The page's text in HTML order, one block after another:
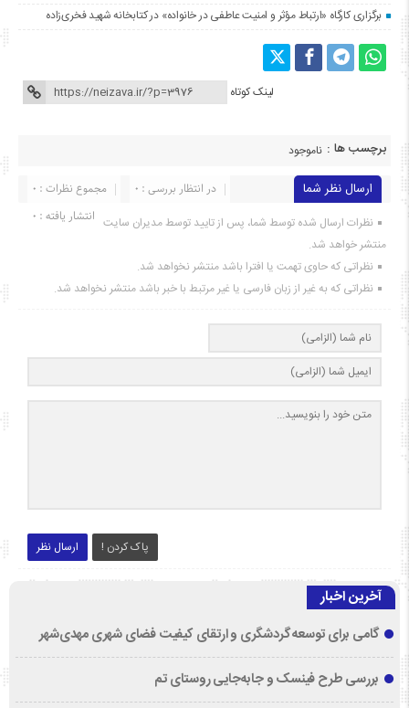
برگزاری کارگاه «ارتباط مؤثر و امنیت عاطفی در خانواده» در کتابخانه شهید فخری‌زاده
لینک کوتاه
برچسب ها : ناموجود
ارسال نظر شما مجموع نظرات : 0
در انتظار بررسی : 0
انتشار یافته : ۰ نظرات ارسال شده توسط شما، پس از تایید توسط مدیران سایت
منتشر خواهد شد.
نظراتی که حاوی تهمت یا افترا باشد منتشر نخواهد شد.
نظراتی که به غیر از زبان فارسی یا غیر مرتبط با خبر باشد منتشر نخواهد شد.
ارسال نظر پاک کردن !
آخرین اخبار
گامی برای توسعه گردشگری و ارتقای کیفیت فضای شهری مهدی‌شهر
بررسی طرح فینسک و جابه‌جایی روستای تم